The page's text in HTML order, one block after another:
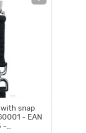
snap
- EAN
-